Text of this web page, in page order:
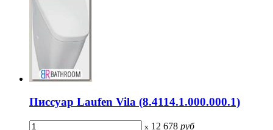
Писсуар Laufen Vila (8.4114.1.000.000.1)
x 12 678 руб